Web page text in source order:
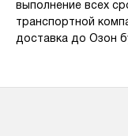
выполнение всех
транспортной
доставка до Озон